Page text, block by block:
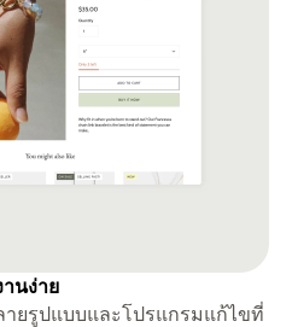
นง่าย
ยรูปแบบและโปรแกรมแก้ไขที่